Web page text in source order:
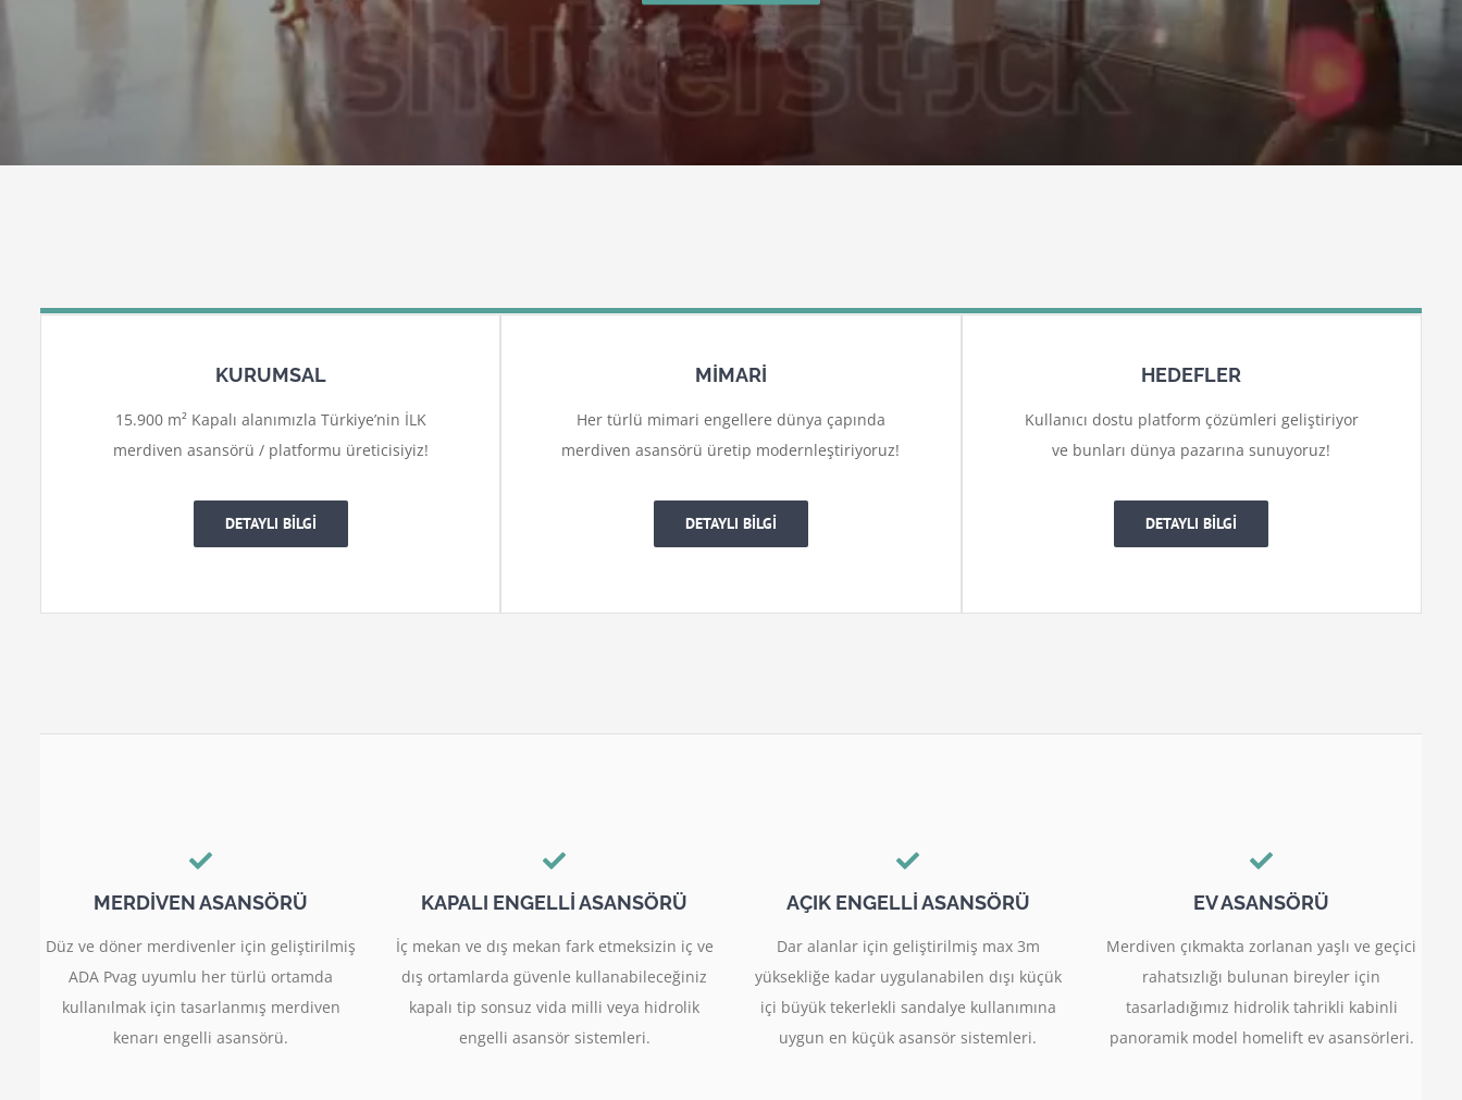
KURUMSAL
15.900 m² Kapalı alanımızla Türkiye’nin İLK
merdiven asansörü / platformu üreticisiyiz!
DETAYLI BİLGİ
MİMARİ
Her türlü mimari engellere dünya çapında
merdiven asansörü üretip modernleştiriyoruz!
DETAYLI BİLGİ
HEDEFLER
Kullanıcı dostu platform çözümleri geliştiriyor
ve bunları dünya pazarına sunuyoruz!
DETAYLI BİLGİ
MERDİVEN ASANSÖRÜ
Düz ve döner merdivenler için geliştirilmiş
ADA Pvag uyumlu her türlü ortamda
kullanılmak için tasarlanmış merdiven
kenarı engelli asansörü.
KAPALI ENGELLİ ASANSÖRÜ
İç mekan ve dış mekan fark etmeksizin iç ve
dış ortamlarda güvenle kullanabileceğiniz
kapalı tip sonsuz vida milli veya hidrolik
engelli asansör sistemleri.
AÇIK ENGELLİ ASANSÖRÜ
Dar alanlar için geliştirilmiş max 3m
yüksekliğe kadar uygulanabilen dışı küçük
içi büyük tekerlekli sandalye kullanımına
uygun en küçük asansör sistemleri.
EV ASANSÖRÜ
Merdiven çıkmakta zorlanan yaşlı ve geçici
rahatsızlığı bulunan bireyler için
tasarladığımız hidrolik tahrikli kabinli
panoramik model homelift ev asansörleri.